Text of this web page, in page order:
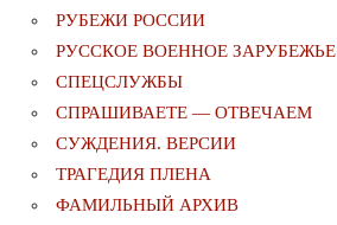
РУБЕЖИ РОССИИ
РУССКОЕ ВОЕННОЕ ЗАРУБЕЖЬЕ
СПЕЦСЛУЖБЫ
СПРАШИВАЕТЕ — ОТВЕЧАЕМ
СУЖДЕНИЯ. ВЕРСИИ
ТРАГЕДИЯ ПЛЕНА
ФАМИЛЬНЫЙ АРХИВ